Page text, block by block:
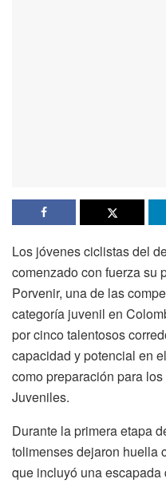
Los jóvenes ciclistas del
comenzado con fuerza su
Porvenir, una de las
categoría juvenil en
por cinco talentosos
capacidad y potencial en
como preparación para
Juveniles.
Durante la primera etapa
tolimenses dejaron huella
que incluyó una